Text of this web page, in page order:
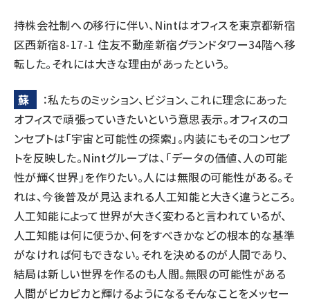
持株会社制への移行に伴い、Nintはオフィスを東京都新宿
区西新宿8-17-1 住友不動産新宿グランドタワー34階へ移
転した。それには大きな理由があったという。
蘇
：私たちのミッション、ビジョン、これに理念にあった
オフィスで頑張っていきたいという意思表示。オフィスのコ
ンセプトは「宇宙と可能性の探索」。内装にもそのコンセプ
トを反映した。Nintグループは、「データの価値、人の可能
性が輝く世界」を作りたい。人には無限の可能性がある。そ
れは、今後普及が見込まれる人工知能と大きく違うところ。
人工知能によって世界が大きく変わると言われているが、
人工知能は何に使うか、何をすべきかなどの根本的な基準
がなければ何もできない。それを決めるのが人間であり、
結局は新しい世界を作るのも人間。無限の可能性がある
人間がピカピカと輝けるようになる――そんなことをメッセー